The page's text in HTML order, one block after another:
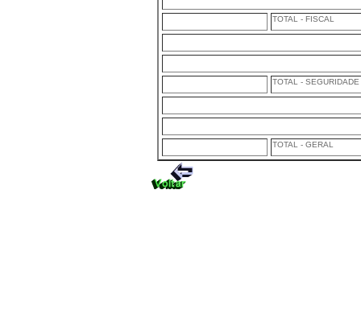
TOTAL - FISCAL
TOTAL - SEGURIDADE
TOTAL - GERAL